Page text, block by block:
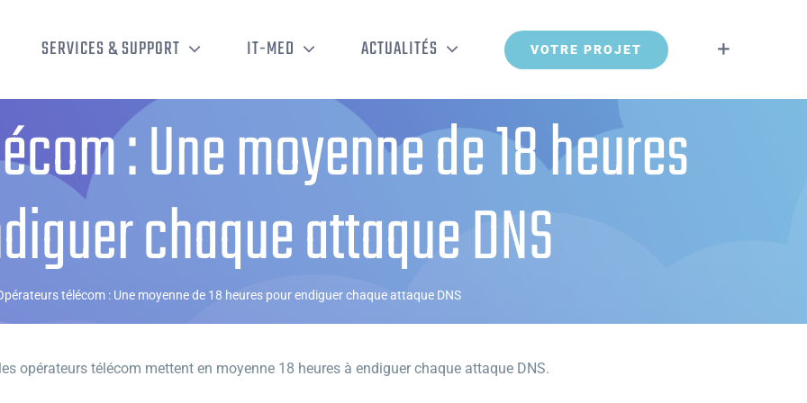
SERVICES & SUPPORT IT-MED ACTUALITÉS VOTRE PROJET
: Une moyenne de 18 heures
chaque attaque DNS
télécom : Une moyenne de 18 heures pour endiguer chaque attaque DNS
opérateurs télécom mettent en moyenne 18 heures à endiguer chaque attaque DNS.